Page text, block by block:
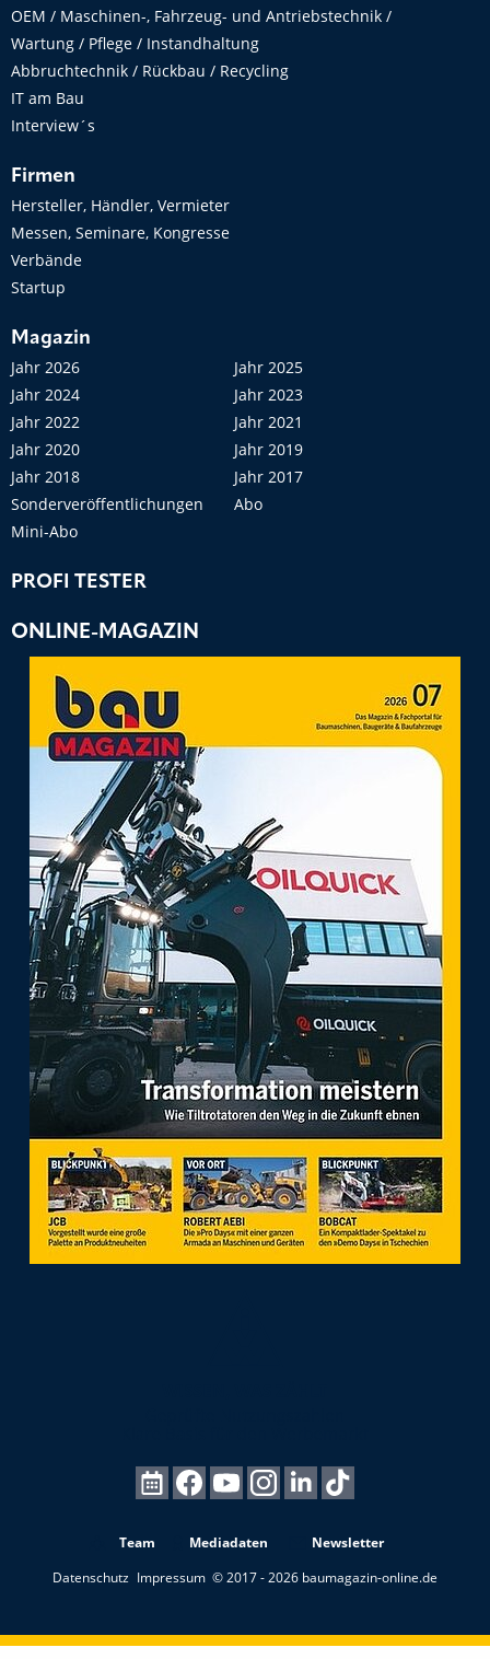
OEM / Maschinen-, Fahrzeug- und Antriebstechnik /
Wartung / Pflege / Instandhaltung
Abbruchtechnik / Rückbau / Recycling
IT am Bau
Interview´s
Firmen
Hersteller, Händler, Vermieter
Messen, Seminare, Kongresse
Verbände
Startup
Magazin
Jahr 2026
Jahr 2025
Jahr 2024
Jahr 2023
Jahr 2022
Jahr 2021
Jahr 2020
Jahr 2019
Jahr 2018
Jahr 2017
Sonderveröffentlichungen
Abo
Mini-Abo
PROFI TESTER
ONLINE-MAGAZIN
Team Mediadaten
Newsletter
Datenschutz Impressum © 2017 - 2026 baumagazin-online.de